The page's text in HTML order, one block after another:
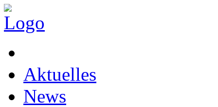
Aktuelles
News